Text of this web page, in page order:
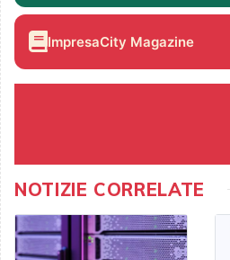
ImpresaCity Magazine
NOTIZIE CORRELATE